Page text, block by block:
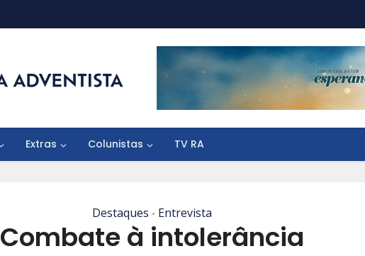
Extras Colunistas TV RA
Destaques • Entrevista
Combate à intolerância